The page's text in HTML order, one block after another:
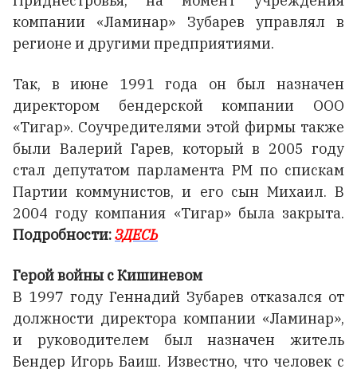
компании «Ламинар» Зубарев управлял в
регионе и другими предприятиями.
Так, в июне 1991 года он был назначен
директором бендерской компании ООО
«Тигар». Соучредителями этой фирмы также
были Валерий Гарев, который в 2005 году
стал депутатом парламента РМ по спискам
Партии коммунистов, и его сын Михаил. В
2004 году компания «Тигар» была закрыта.
Подробности:ЗДЕСЬ
Герой войны с Кишиневом
В 1997 году Геннадий Зубарев отказался от
должности директора компании «Ламинар»,
и руководителем был назначен житель
Бендер Игорь Баиш. Известно, что человек с